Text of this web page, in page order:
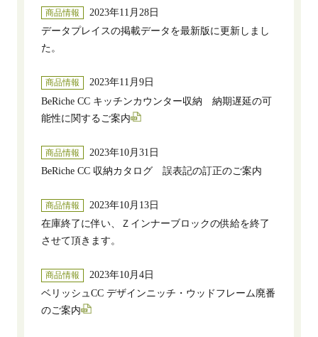
商品情報
2023年11月28日
データプレイスの掲載データを最新版に更新しまし
た。
商品情報
2023年11月9日
BeRiche CC キッチンカウンター収納 納期遅延の可
能性に関するご案内
商品情報
2023年10月31日
BeRiche CC 収納カタログ 誤表記の訂正のご案内
商品情報
2023年10月13日
在庫終了に伴い、Ｚインナーブロックの供給を終了
させて頂きます。
商品情報
2023年10月4日
ベリッシュCC デザインニッチ・ウッドフレーム廃番
のご案内